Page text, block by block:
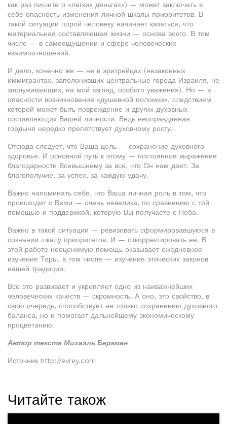
как раз пишете о «легких деньгах») — может заключать в
себе опасность изменения личной шкалы приоритетов. В
такой ситуации порой человеку начинает казаться, что
материальная составляющая жизни — основа всего. В том
числе — в самоощущении и сфере человеческих
взаимоотношений.
И дело, конечно же — не в эритрейцах (незаконных
иммигрантах, заполонивших центральные города Израиля, не
заслуживающих, на мой взгляд, особого уважения). Но — в
опасности возникновения «душевной поломки», следствием
которой может быть повреждение и других духовных
составляющих Вашей личности. Ведь неоправданная
гордыня нередко препятствует духовному росту.
Отсюда следует, что Ваша цель — сохранение духовного
здоровья. И основной путь к этому — постоянное выражение
благодарности Всевышнему за все, что Он нам дает. За
благополучие, за успех, за каждую удачу.
Важно напоминать себе, что Ваша личная роль в том, что
происходит с Вами — очень невелика, по сравнению с той
помощью и поддержкой, которую Вы получаете с Неба.
Важно в такой ситуации — ревизовать сформировавшуюся в
сознании шкалу приоритетов. И — откорректировать ее. В
этой работе неоценимую помощь оказывает ежедневное
изучение Торы, в том числе — изучение этических законов
нашей традиции.
Все это развивает и укрепляет одно из наиважнейших
человеческих качеств — скромность. А оно, это свойство, в
свою очередь, способствует не только сохранению духовного
баланса, но и помогает дальнейшему экономическому
процветанию.
Автор текста Михаэль Бергман
Источник http://evrey.com
Читайте також